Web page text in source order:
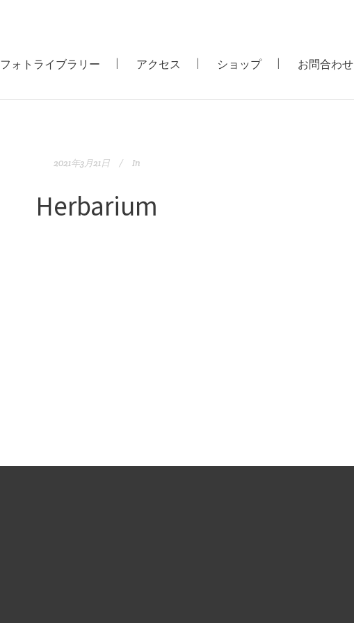
フォトライブラリー アクセス ショップ お問合わせ
2021年3月21日 In
Herbarium